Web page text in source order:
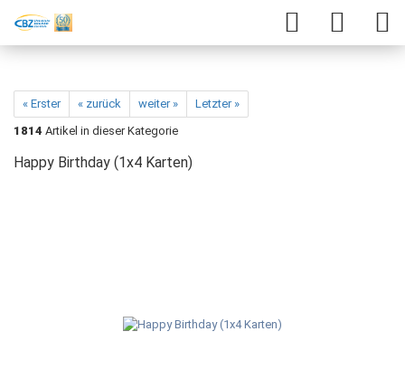
« Erster « zurück weiter »
Letzter »
1814 Artikel in dieser Kategorie
Happy Birthday (1x4 Karten)